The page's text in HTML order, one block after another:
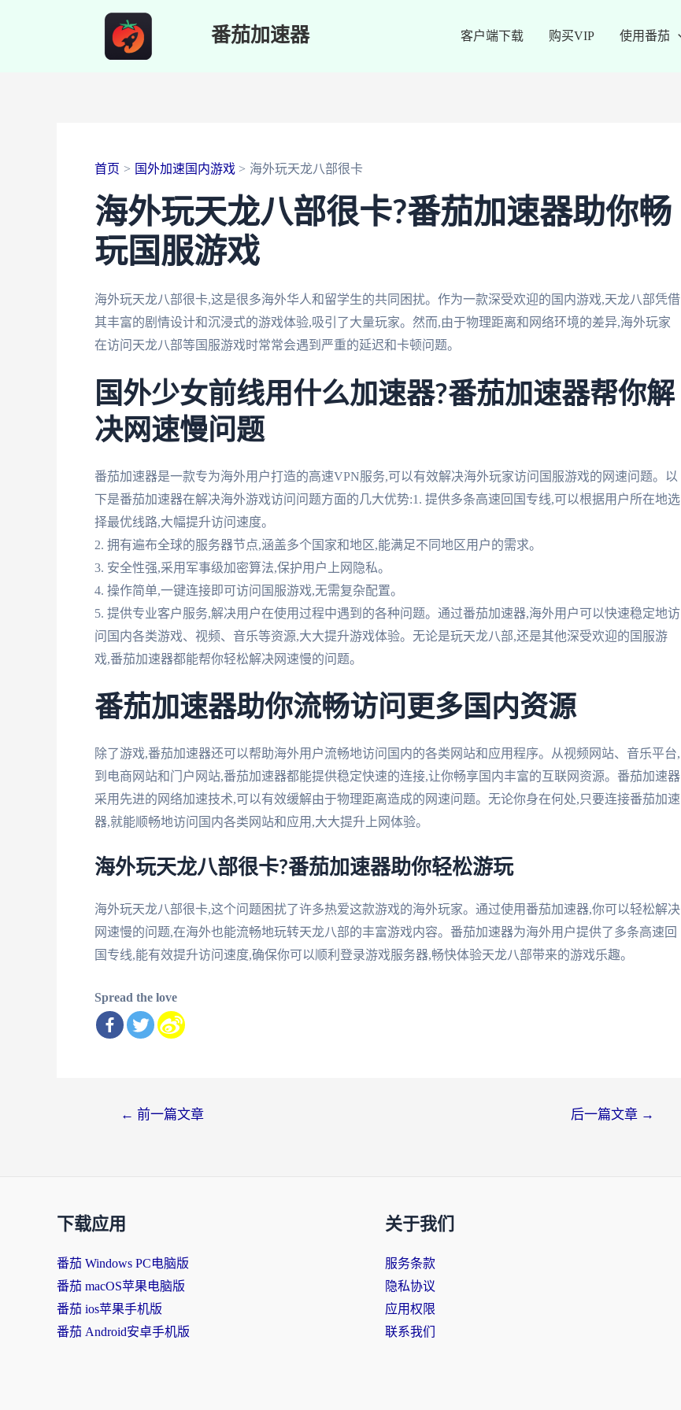
番茄加速器 客户端下载 购买VIP 使用番茄
首页 国外加速国内游戏 海外玩天龙八部很卡
海外玩天龙八部很卡?番茄加速器助你畅
玩国服游戏
海外玩天龙八部很卡,这是很多海外华人和留学生的共同困扰。作为一款深受欢迎的国内游戏,天龙八部凭借
其丰富的剧情设计和沉浸式的游戏体验,吸引了大量玩家。然而,由于物理距离和网络环境的差异,海外玩家
在访问天龙八部等国服游戏时常常会遇到严重的延迟和卡顿问题。
国外少女前线用什么加速器?番茄加速器帮你解
决网速慢问题
番茄加速器是一款专为海外用户打造的高速VPN服务,可以有效解决海外玩家访问国服游戏的网速问题。以
下是番茄加速器在解决海外游戏访问问题方面的几大优势:1. 提供多条高速回国专线,可以根据用户所在地选
择最优线路,大幅提升访问速度。
2. 拥有遍布全球的服务器节点,涵盖多个国家和地区,能满足不同地区用户的需求。
3. 安全性强,采用军事级加密算法,保护用户上网隐私。
4. 操作简单,一键连接即可访问国服游戏,无需复杂配置。
5. 提供专业客户服务,解决用户在使用过程中遇到的各种问题。通过番茄加速器,海外用户可以快速稳定地访
问国内各类游戏、视频、音乐等资源,大大提升游戏体验。无论是玩天龙八部,还是其他深受欢迎的国服游
戏,番茄加速器都能帮你轻松解决网速慢的问题。
番茄加速器助你流畅访问更多国内资源
除了游戏,番茄加速器还可以帮助海外用户流畅地访问国内的各类网站和应用程序。从视频网站、音乐平台,
到电商网站和门户网站,番茄加速器都能提供稳定快速的连接,让你畅享国内丰富的互联网资源。番茄加速器
采用先进的网络加速技术,可以有效缓解由于物理距离造成的网速问题。无论你身在何处,只要连接番茄加速
器,就能顺畅地访问国内各类网站和应用,大大提升上网体验。
海外玩天龙八部很卡?番茄加速器助你轻松游玩
海外玩天龙八部很卡,这个问题困扰了许多热爱这款游戏的海外玩家。通过使用番茄加速器,你可以轻松解决
网速慢的问题,在海外也能流畅地玩转天龙八部的丰富游戏内容。番茄加速器为海外用户提供了多条高速回
国专线,能有效提升访问速度,确保你可以顺利登录游戏服务器,畅快体验天龙八部带来的游戏乐趣。
Spread the love
← 前一篇文章 后一篇文章 →
下载应用
番茄 Windows PC电脑版
番茄 macOS苹果电脑版
番茄 ios苹果手机版
番茄 Android安卓手机版
关于我们
服务条款
隐私协议
应用权限
联系我们